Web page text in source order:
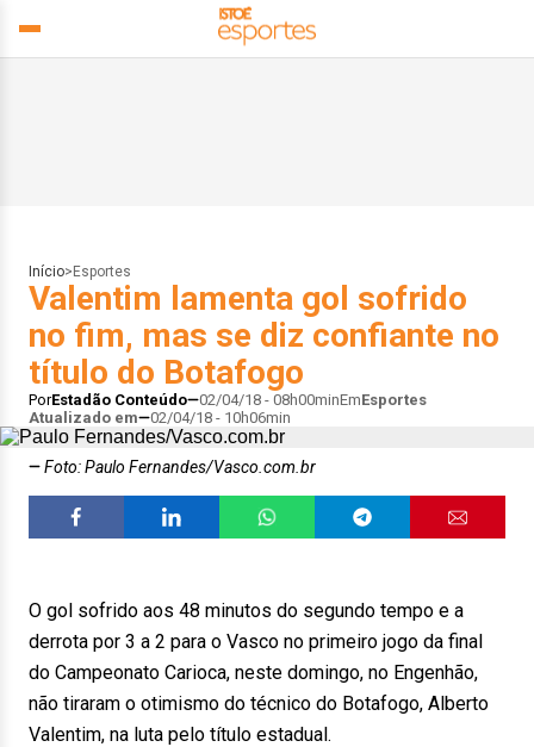
Início> Esportes
Valentim lamenta gol sofrido
no fim, mas se diz confiante no
título do Botafogo
PorEstadão Conteúdo 02/04/18 - 08h00minEmEsportes
Atualizado em
02/04/18 - 10h06min
Foto: Paulo Fernandes/Vasco.com.br
O gol sofrido aos 48 minutos do segundo tempo e a
derrota por 3 a 2 para o Vasco no primeiro jogo da final
do Campeonato Carioca, neste domingo, no Engenhão,
não tiraram o otimismo do técnico do Botafogo, Alberto
Valentim, na luta pelo título estadual.